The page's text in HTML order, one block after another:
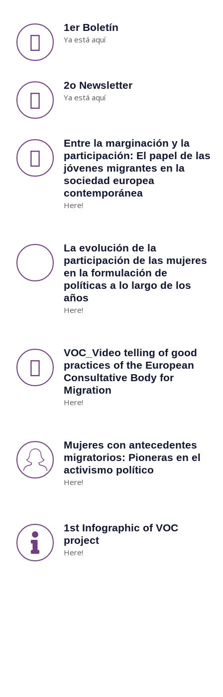
1er Boletín
Ya está aquí
2o Newsletter
Ya está aquí
Entre la marginación y la
participación: El papel de las
jóvenes migrantes en la
sociedad europea
contemporánea
Here!
La evolución de la
participación de las mujeres
en la formulación de
políticas a lo largo de los
años
Here!
VOC_Video telling of good
practices of the European
Consultative Body for
Migration
Here!
Mujeres con antecedentes
migratorios: Pioneras en el
activismo político
Here!
1st Infographic of VOC
project
Here!